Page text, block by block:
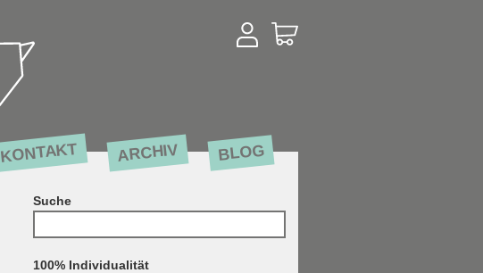
KONTAKT ARCHIV BLOG
Suche
nach:
100% Individualität